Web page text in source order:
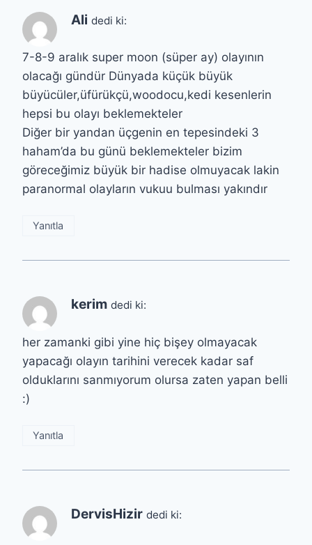
Ali dedi ki:
7-8-9 aralık super moon (süper ay) olayının
olacağı gündür Dünyada küçük büyük
büyücüler,üfürükçü,woodocu,kedi kesenlerin
hepsi bu olayı beklemekteler
Diğer bir yandan üçgenin en tepesindeki 3
haham’da bu günü beklemekteler bizim
göreceğimiz büyük bir hadise olmuyacak lakin
paranormal olayların vukuu bulması yakındır
Yanıtla
kerim dedi ki:
her zamanki gibi yine hiç bişey olmayacak
yapacağı olayın tarihini verecek kadar saf
olduklarını sanmıyorum olursa zaten yapan belli
:)
Yanıtla
DervisHizir dedi ki: